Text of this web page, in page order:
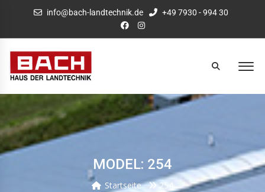
info@bach-landtechnik.de +49 7930 - 994 30
MODEL: 254
Startseite 254